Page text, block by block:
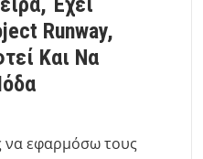
Runway,
Και Να
να εφαρμόσω τους